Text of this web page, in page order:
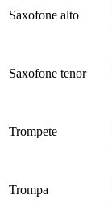
Saxofone alto
Saxofone tenor
Trompete
Trompa